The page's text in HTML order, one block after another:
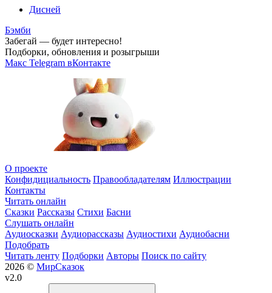
Дисней
Бэмби
Забегай — будет интересно!
Подборки, обновления и розыгрыши
Макс Telegram вКонтакте
О проекте
Конфидициальность Правообладателям Иллюстрации
Контакты
Читать онлайн
Сказки Рассказы Стихи Басни
Слушать онлайн
Аудиосказки Аудиорассказы Аудиостихи Аудиобасни
Подобрать
Читать ленту Подборки Авторы Поиск по сайту
2026 © МирСказок
v2.0